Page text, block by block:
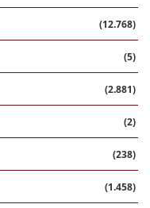
(12.768)
(5)
(2.881)
(2)
(238)
(1.458)